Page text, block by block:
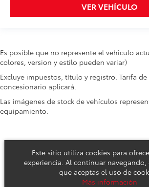
VER VEHÍCULO
Es posible que no represente el vehiculo
colores, version y estilo pueden variar)
Excluye impuestos, título y registro. Tarifa
concesionario aplicará.
Las imágenes de stock de vehículos
equipamiento.
Derechos de autor © 2026 por DealerOn Mapa del
Este sitio utiliza cookies para
experiencia. Al continuar navegando,
que aceptas el uso de
Más información